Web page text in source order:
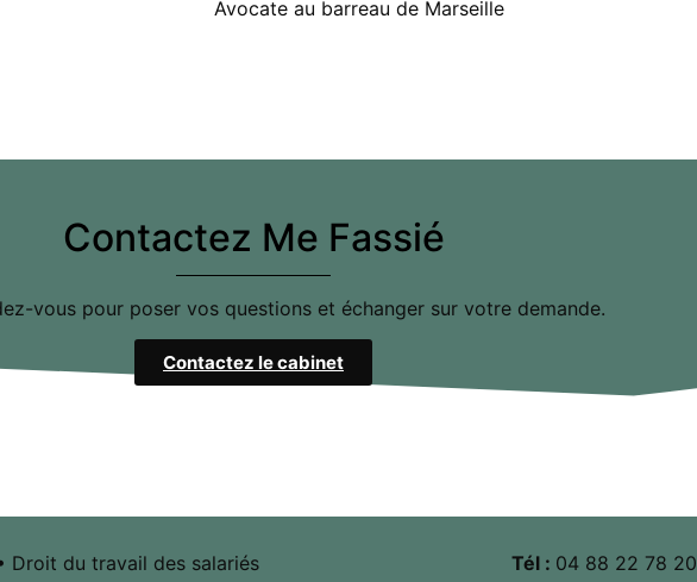
Avocate au barreau de Marseille
Contactez Me Fassié
vous pour poser vos questions et échanger sur votre demande.
Contactez le cabinet
Droit du travail des salariés
Tél : 04 88 22 78 20